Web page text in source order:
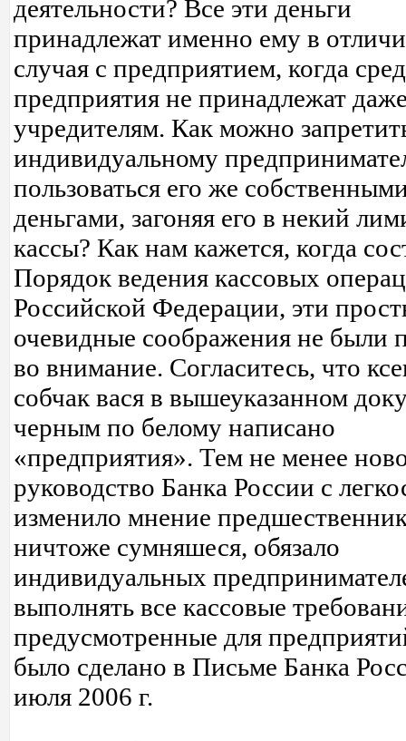
деятельности? Все эти деньги
принадлежат именно ему в
случая с предприятием, когда
предприятия не принадлежат
учредителям. Как можно
индивидуальному
пользоваться его же
деньгами, загоняя его в некий
кассы? Как нам кажется, когда
Порядок ведения кассовых
Российской Федерации, эти
очевидные соображения не были
во внимание. Согласитесь, что
собчак вася в вышеуказанном
черным по белому написано
«предприятия». Тем не менее
руководство Банка России с
изменило мнение
ничтоже сумняшеся, обязало
индивидуальных
выполнять все кассовые
предусмотренные для
было сделано в Письме Банка
июля 2006 г.